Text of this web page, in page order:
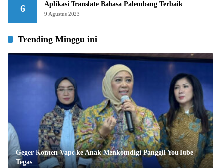
6 Aplikasi Translate Bahasa Palembang Terbaik
9 Agustus 2023
Trending Minggu ini
Geger Konten Vape ke Anak Menkomdigi Panggil YouTube
Tegas